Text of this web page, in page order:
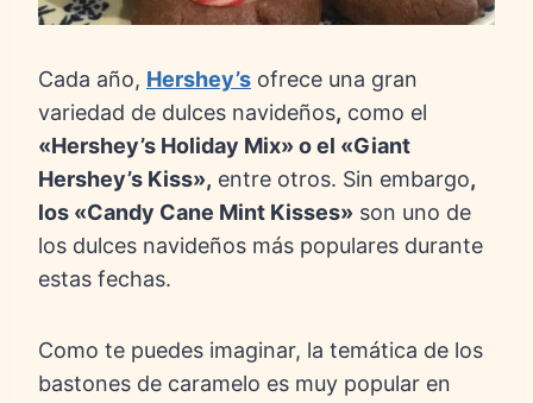
Cada año, Hershey’s ofrece una gran
variedad de dulces navideños, como el
«Hershey’s Holiday Mix» o el «Giant
Hershey’s Kiss», entre otros. Sin embargo,
los «Candy Cane Mint Kisses» son uno de
los dulces navideños más populares durante
estas fechas.
Como te puedes imaginar, la temática de los
bastones de caramelo es muy popular en